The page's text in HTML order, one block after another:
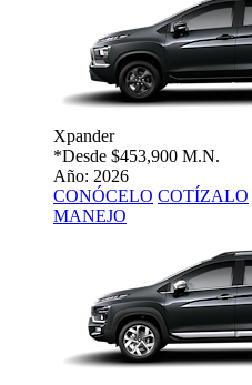
Xpander
*Desde $453,900 M.N.
Año: 2026
CONÓCELO COTÍZALO
MANEJO